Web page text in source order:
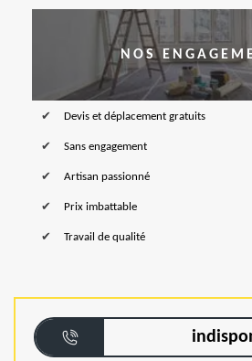
NOS
Devis et déplacement gratuits
Sans engagement
Artisan passionné
Prix imbattable
Travail de qualité